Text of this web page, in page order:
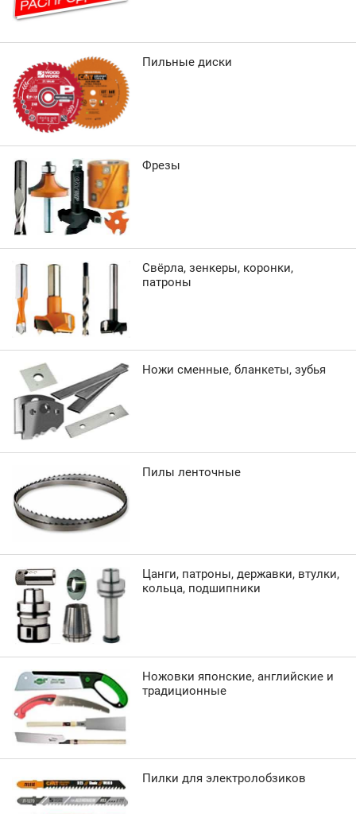
Пильные диски
Фрезы
Свёрла, зенкеры, коронки,
патроны
Ножи сменные, бланкеты, зубья
Пилы ленточные
Цанги, патроны, державки, втулки,
кольца, подшипники
Ножовки японские, английские и
традиционные
Пилки для электролобзиков